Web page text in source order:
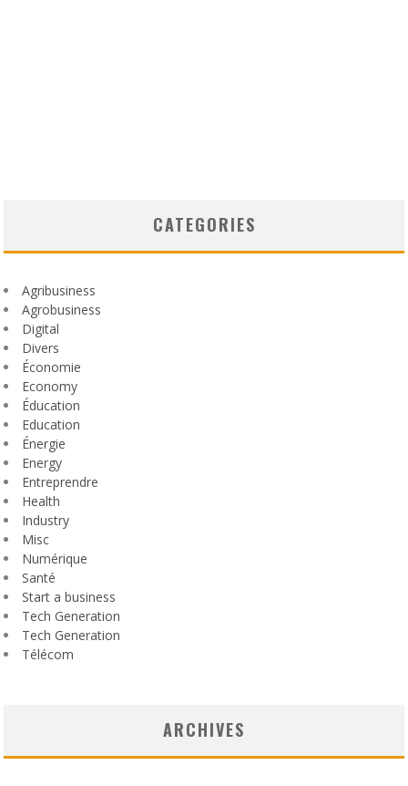
CATEGORIES
Agribusiness
Agrobusiness
Digital
Divers
Économie
Economy
Éducation
Education
Énergie
Energy
Entreprendre
Health
Industry
Misc
Numérique
Santé
Start a business
Tech Generation
Tech Generation
Télécom
ARCHIVES